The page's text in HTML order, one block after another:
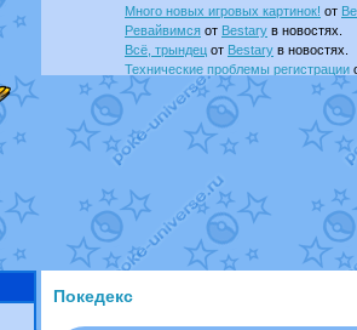
Много новых игровых картинок! от
Ревайвимся от Bestary в новостях.
Всё, трындец от Bestary в новостях.
Технические проблемы регистрации
доброе утро славянеот Dakkuв
Йолда и Мимикьюот MavisNyanCat
Недовольный котомангуст
от
The Dark Wishmakerот Randomon в
в
ilovearceus
Raging Boltот GraceDaFox
в
Shadow mismagius от
в
художник
от vicavica в фанарте.
Покедекс